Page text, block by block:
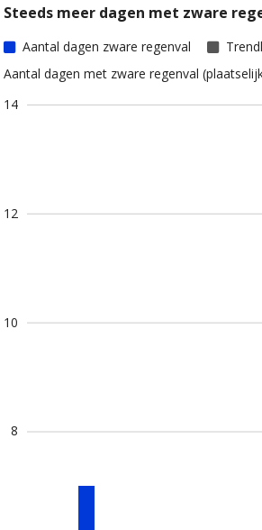
Steeds meer dagen met zware
Aantal dagen zware regenval
Aantal dagen met zware regenval
8
10
12
14